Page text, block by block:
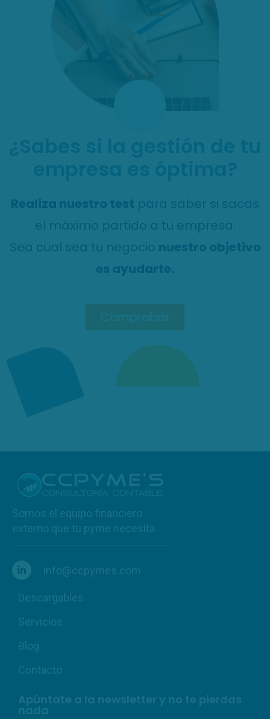
Realiza nuestro test para saber si sacas
el máximo partido a tu empresa.
Sea cual sea tu negocio nuestro objetivo
es ayudarte.
Somos el equipo financiero
externo que tu pyme necesita.
info@ccpymes.com
Descargables
Servicios
Blog
Contacto
Apúntate a la newsletter y no te pierdas
nada